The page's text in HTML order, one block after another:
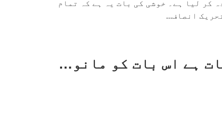
کر لیا ہے۔ خوشی کی بات یہ ہے کہ تمام
انصاف...
ہے اس بات کو مانو…